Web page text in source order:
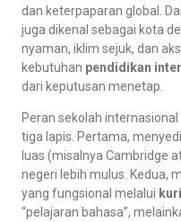
dan keterpaparan global.
juga dikenal sebagai kota
nyaman, iklim sejuk, dan
kebutuhan pendidikan
dari keputusan menetap.
Peran sekolah
tiga lapis. Pertama,
luas (misalnya Cambridge
negeri lebih mulus. Kedua,
yang fungsional melalui
“pelajaran bahasa”,